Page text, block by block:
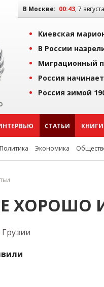
В Москве: 00:43, 7
Киевская
В России
Миграционный
Россия
Россия зимой
СТАТЬИ КНИГИ
Политика Экономика
ХОРОШО